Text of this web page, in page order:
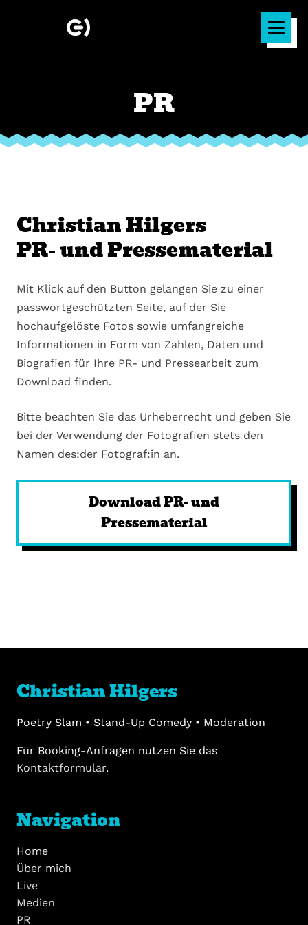
PR
Christian Hilgers
PR- und Pressematerial
Mit Klick auf den Button gelangen Sie zu einer
passwortgeschützten Seite, auf der Sie
hochaufgelöste Fotos sowie umfangreiche
Informationen in Form von Zahlen, Daten und
Biografien für Ihre PR- und Pressearbeit zum
Download finden.
Bitte beachten Sie das Urheberrecht und geben Sie
bei der Verwendung der Fotografien stets den
Namen des:der Fotograf:in an.
Download PR- und
Pressematerial
Christian Hilgers
Poetry Slam • Stand-Up Comedy • Moderation
Für Booking-Anfragen nutzen Sie das
Kontaktformular.
Navigation
Home
Über mich
Live
Medien
PR